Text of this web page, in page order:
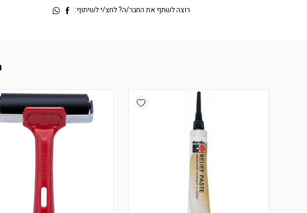
רוצה לשתף את החבר/ה? לחצ/י לשיתוף:
Add wishlist